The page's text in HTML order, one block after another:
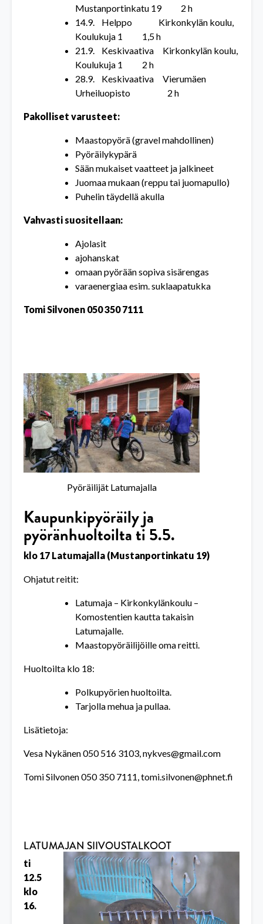
Mustanportinkatu 19 2 h
14.9. Helppo Kirkonkylän koulu,
Koulukuja 1 1,5 h
21.9. Keskivaativa Kirkonkylän koulu,
Koulukuja 1 2 h
28.9. Keskivaativa Vierumäen
Urheiluopisto 2 h
Pakolliset varusteet:
Maastopyörä (gravel mahdollinen)
Pyöräilykypärä
Sään mukaiset vaatteet ja jalkineet
Juomaa mukaan (reppu tai juomapullo)
Puhelin täydellä akulla
Vahvastisuositellaan:
Ajolasit
ajohanskat
omaan pyörään sopiva sisärengas
varaenergiaa esim. suklaapatukka
Tomi Silvonen 050 350 7111
Pyöräilijät Latumajalla
Kaupunkipyöräily ja
pyöränhuoltoilta ti 5.5.
klo 17 Latumajalla (Mustanportinkatu 19)
Ohjatut reitit:
Latumaja – Kirkonkylänkoulu –
Komostentien kautta takaisin
Latumajalle.
Maastopyöräilijöille oma reitti.
Huoltoilta klo 18:
Polkupyörien huoltoilta.
Tarjolla mehua ja pullaa.
Lisätietoja:
Vesa Nykänen 050 516 3103,nykves@gmail.com
Tomi Silvonen 050 350 7111,tomi.silvonen@phnet.fi
LATUMAJAN SIIVOUSTALKOOT
ti
12.5
klo
16.